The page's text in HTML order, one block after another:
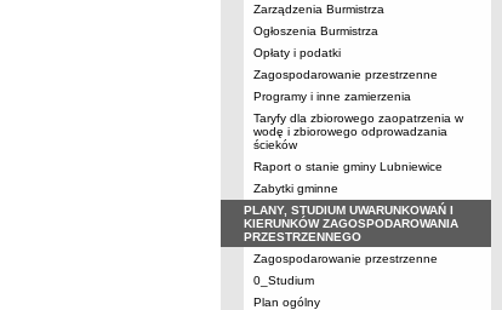
Zarządzenia Burmistrza
Ogłoszenia Burmistrza
Opłaty i podatki
Zagospodarowanie przestrzenne
Programy i inne zamierzenia
Taryfy dla zbiorowego zaopatrzenia w
wodę i zbiorowego odprowadzania
ścieków
Raport o stanie gminy Lubniewice
Zabytki gminne
PLANY, STUDIUM UWARUNKOWAŃ I
KIERUNKÓW ZAGOSPODAROWANIA
PRZESTRZENNEGO
Zagospodarowanie przestrzenne
0_Studium
Plan ogólny